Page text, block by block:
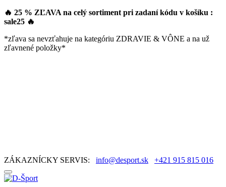
🔥 25 % ZĽAVA na celý sortiment pri zadaní kódu v košíku :
sale25 🔥
*zľava sa nevzťahuje na kategóriu ZDRAVIE & VÔNE a na už
zľavnené položky*
ZÁKAZNÍCKY SERVIS: info@desport.sk +421 915 815 016